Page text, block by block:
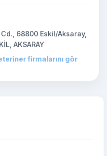
68800 Eskil/Aksaray,
AKSARAY
firmalarını gör